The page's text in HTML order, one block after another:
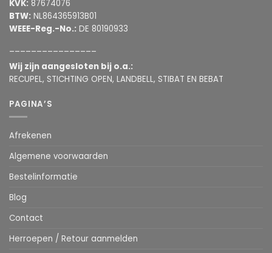
KVK: 87674076
BTW: NL864365913B01
WEEE-Reg.-No.: DE 80190933
Wij zijn aangesloten bij o.a.:
RECUPEL, STICHTING OPEN, LANDBELL, STIBAT EN BEBAT
PAGINA’S
Afrekenen
Algemene voorwaarden
Bestelinformatie
Blog
Contact
Herroepen / Retour aanmelden